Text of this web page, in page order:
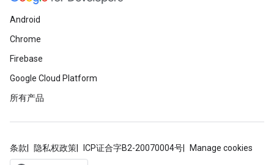
Android
Chrome
Firebase
Google Cloud Platform
所有产品
条款 隐私权政策 ICP证合字B2-20070004号 Manage cookies